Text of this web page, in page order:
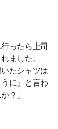
ったら上司
ました。
たシャツは
に』と言わ
？」